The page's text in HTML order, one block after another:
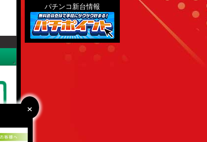
×
×
パチンコ新台情報